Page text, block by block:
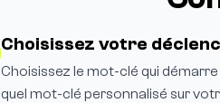
Choisissez votre
Choisissez le mot-clé qui démarre
quel mot-clé personnalisé sur